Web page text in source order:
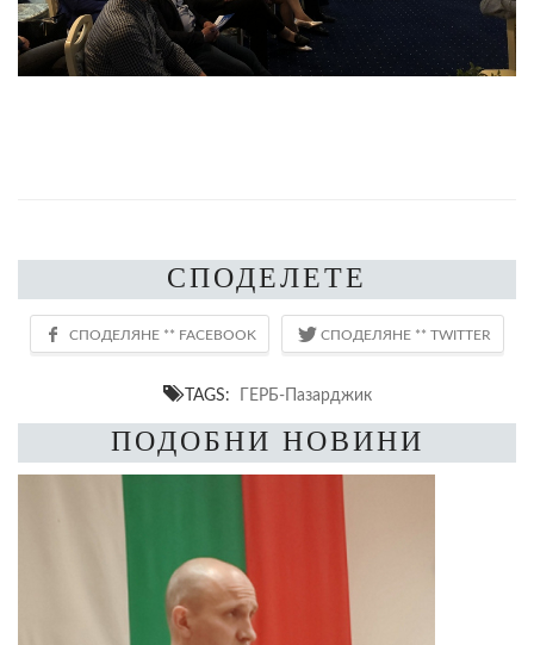
СПОДЕЛЕТЕ
TAGS: ГЕРБ-Пазарджик
ПОДОБНИ НОВИНИ